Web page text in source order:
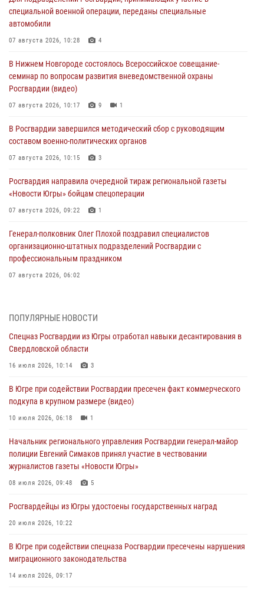
специальной военной операции, переданы специальные
автомобили
07 августа 2026, 10:28 4
В Нижнем Новгороде состоялось Всероссийское совещание-
семинар по вопросам развития вневедомственной охраны
Росгвардии (видео)
07 августа 2026, 10:17 9 1
В Росгвардии завершился методический сбор с руководящим
составом военно-политических органов
07 августа 2026, 10:15 3
Росгвардия направила очередной тираж региональной газеты
«Новости Югры» бойцам спецоперации
07 августа 2026, 09:22 1
Генерал-полковник Олег Плохой поздравил специалистов
организационно-штатных подразделений Росгвардии с
профессиональным праздником
07 августа 2026, 06:02
Военнослужащие Росгвардии сбили дрон-разведчик ВСУ на южном
направлении
Офицеры Росгвардии и ветераны войск правопорядка почтили
память генерала армии Ивана Кирилловича Яковлева
В Югре при силовой поддержке ОМОН Росгвардии задержаны
подозреваемые в страховом мошенничестве
06 августа 2026, 09:07
Урайский отдел вневедомственной охраны Росгвардии отмечает
60-летний юбилей
ПОПУЛЯРНЫЕ НОВОСТИ
Спецназ Росгвардии из Югры отработал навыки десантирования в
Свердловской области
16 июля 2026, 10:14 3
В Югре при содействии Росгвардии пресечен факт коммерческого
подкупа в крупном размере (видео)
10 июля 2026, 06:18 1
Начальник регионального управления Росгвардии генерал-майор
полиции Евгений Симаков принял участие в чествовании
журналистов газеты «Новости Югры»
08 июля 2026, 09:48 5
Росгвардейцы из Югры удостоены государственных наград
20 июля 2026, 10:22
В Югре при содействии спецназа Росгвардии пресечены нарушения
миграционного законодательства
14 июля 2026, 09:17